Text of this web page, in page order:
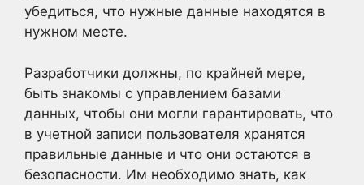
убедиться, что нужные данные находятся в
нужном месте.
Разработчики должны, по крайней мере,
быть знакомы с управлением базами
данных, чтобы они могли гарантировать, что
в учетной записи пользователя хранятся
правильные данные и что они остаются в
безопасности. Им необходимо знать, как